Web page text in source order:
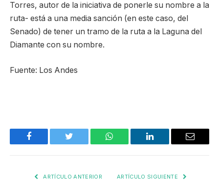
Torres, autor de la iniciativa de ponerle su nombre a la
ruta- está a una media sanción (en este caso, del
Senado) de tener un tramo de la ruta a la Laguna del
Diamante con su nombre.
Fuente: Los Andes
Facebook Twitter WhatsApp LinkedIn Email
ARTÍCULO ANTERIOR ARTÍCULO SIGUIENTE